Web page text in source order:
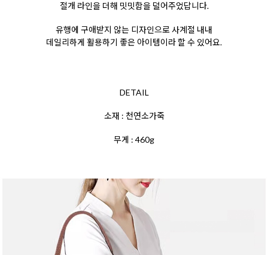
절개 라인을 더해 밋밋함을 덜어주었답니다.
유행에 구애받지 않는 디자인으로사계절 내내
데일리하게 활용하기 좋은 아이템이라 할 수 있어요.
DETAIL
소재 : 천연소가죽
무게 : 460g